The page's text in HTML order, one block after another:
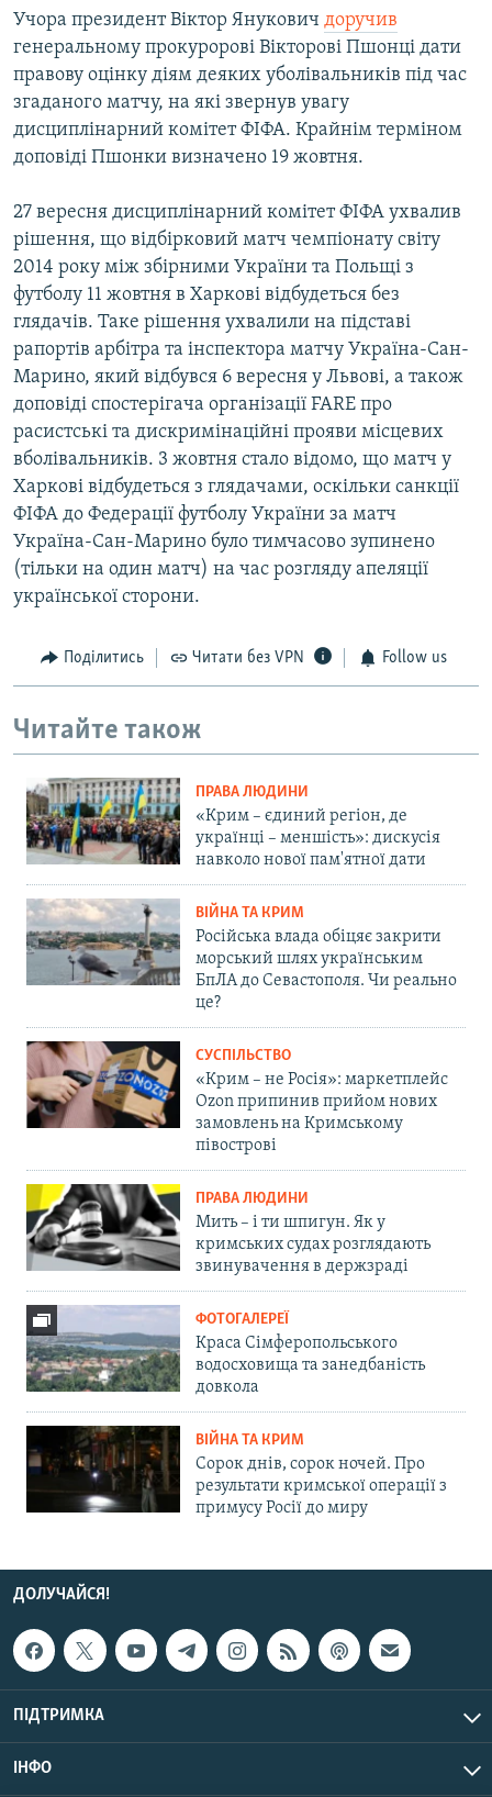
Учора президент Віктор Янукович доручив
генеральному прокуророві Вікторові Пшонці дати
правову оцінку діям деяких уболівальників під час
згаданого матчу, на які звернув увагу
дисциплінарний комітет ФІФА. Крайнім терміном
доповіді Пшонки визначено 19 жовтня.
27 вересня дисциплінарний комітет ФІФА ухвалив
рішення, що відбірковий матч чемпіонату світу
2014 року між збірними України та Польщі з
футболу 11 жовтня в Харкові відбудеться без
глядачів. Таке рішення ухвалили на підставі
рапортів арбітра та інспектора матчу Україна-Сан-
Марино, який відбувся 6 вересня у Львові, а також
доповіді спостерігача організації FARE про
расистські та дискримінаційні прояви місцевих
вболівальників. 3 жовтня стало відомо, що матч у
Харкові відбудеться з глядачами, оскільки санкції
ФІФА до Федерації футболу України за матч
Україна-Сан-Марино було тимчасово зупинено
(тільки на один матч) на час розгляду апеляції
української сторони.
Поділитись Читати без VPN Follow us
Читайте також
ПРАВА ЛЮДИНИ
«Крим – єдиний регіон, де
українці – меншість»: дискусія
навколо нової пам'ятної дати
ВІЙНА ТА КРИМ
Російська влада обіцяє закрити
морський шлях українським
БпЛА до Севастополя. Чи реально
це?
СУСПІЛЬСТВО
«Крим – не Росія»: маркетплейс
Ozon припинив прийом нових
замовлень на Кримському
півострові
ПРАВА ЛЮДИНИ
Мить – і ти шпигун. Як у
кримських судах розглядають
звинувачення в держзраді
ФОТОГАЛЕРЕЇ
Краса Сімферопольського
водосховища та занедбаність
довкола
ВІЙНА ТА КРИМ
Сорок днів, сорок ночей. Про
результати кримської операції з
примусу Росії до миру
ДОЛУЧАЙСЯ!
ПІДТРИМКА
ІНФО